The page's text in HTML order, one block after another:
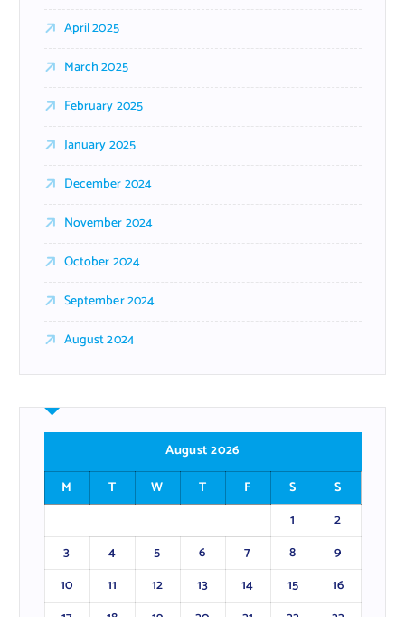
April 2025
March 2025
February 2025
January 2025
December 2024
November 2024
October 2024
September 2024
August 2024
August 2026
M
T W T F S
S
1
2
3
4 5 6 7 8
9
10
11 12 13 14 15
16